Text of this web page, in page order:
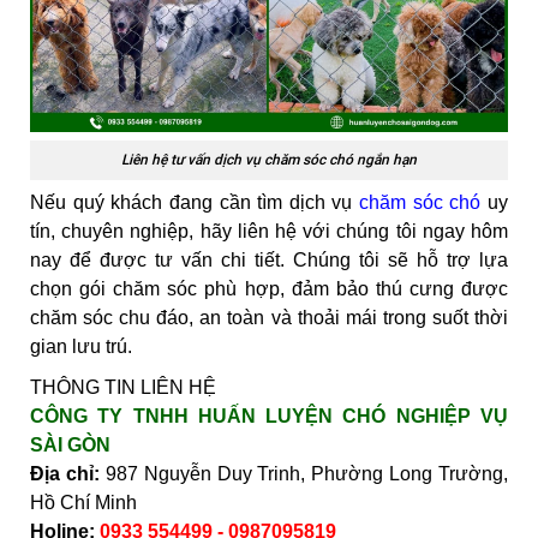
Liên hệ tư vấn dịch vụ chăm sóc chó ngắn hạn
Nếu quý khách đang cần tìm dịch vụchăm sóc chó uy
tín, chuyên nghiệp, hãy liên hệ với chúng tôi ngay hôm
nay để được tư vấn chi tiết. Chúng tôi sẽ hỗ trợ lựa
chọn gói chăm sóc phù hợp, đảm bảo thú cưng được
chăm sóc chu đáo, an toàn và thoải mái trong suốt thời
gian lưu trú.
THÔNG TIN LIÊN HỆ
CÔNG TY TNHH HUẤN LUYỆN CHÓ NGHIỆP VỤ
SÀI GÒN
Địa chỉ: 987 Nguyễn Duy Trinh, Phường Long Trường,
Hồ Chí Minh
Holine: 0933 554499 - 0987095819